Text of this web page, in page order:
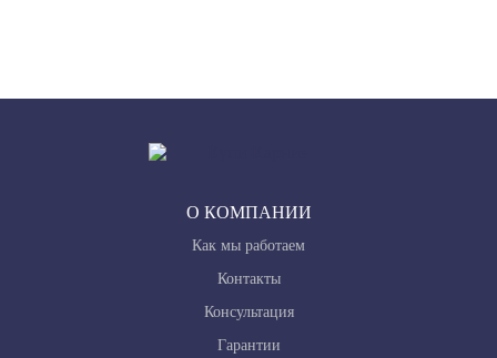
О КОМПАНИИ
Как мы работаем
Контакты
Консультация
Гарантии